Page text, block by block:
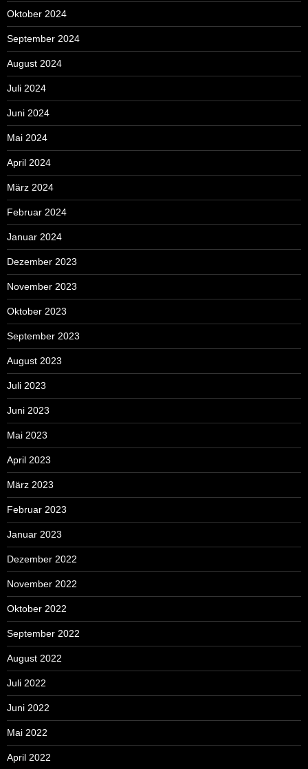
Oktober 2024
September 2024
August 2024
Juli 2024
Juni 2024
Mai 2024
April 2024
März 2024
Februar 2024
Januar 2024
Dezember 2023
November 2023
Oktober 2023
September 2023
August 2023
Juli 2023
Juni 2023
Mai 2023
April 2023
März 2023
Februar 2023
Januar 2023
Dezember 2022
November 2022
Oktober 2022
September 2022
August 2022
Juli 2022
Juni 2022
Mai 2022
April 2022